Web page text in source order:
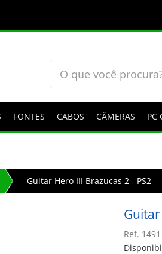
FONTES CABOS CÂMERAS PC
Guitar Hero III Brazucas 2 - PS2
Ref. 1491